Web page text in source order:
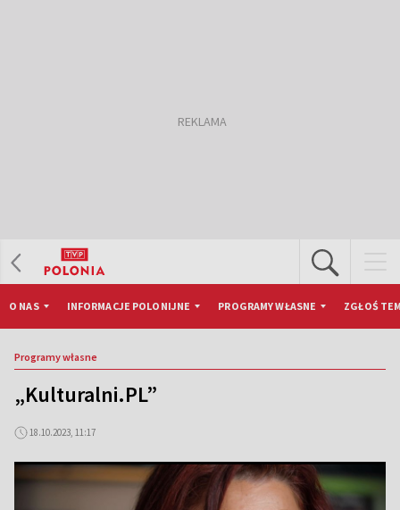
O NAS INFORMACJE POLONIJNE PROGRAMY WŁASNE ZGŁOŚ
Programy własne
„Kulturalni.PL”
18.10.2023, 11:17